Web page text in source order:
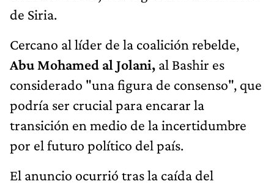
de Siria.
Cercano al líder de la coalición rebelde,
Abu Mohamed al Jolani, al Bashir es
considerado "una figura de consenso", que
podría ser crucial para encarar la
transición en medio de la incertidumbre
por el futuro político del país.
El anuncio ocurrió tras la caída del